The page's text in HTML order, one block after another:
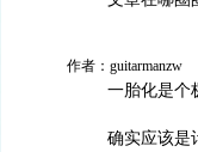
作者：guitarmanzw
一胎化是个
确实应该是